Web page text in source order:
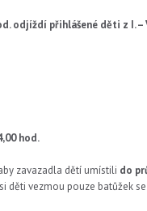
odjíždí přihlášené děti z I.
hod.
zavazadla dětí umístili do
děti vezmou pouze batůžek